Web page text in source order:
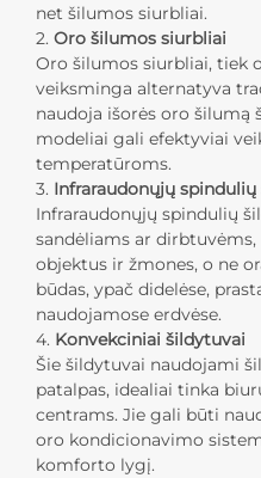
net šilumos siurbliai.
2. Oro šilumos siurbliai
Oro šilumos siurbliai, tiek
veiksminga alternatyva
naudoja išorės oro šilumą
modeliai gali efektyviai
temperatūroms.
3. Infraraudonųjų
Infraraudonųjų spindulių
sandėliams ar
objektus ir žmones, o ne
būdas, ypač didelėse,
naudojamose erdvėse.
4. Konvekciniai šildytuvai
Šie šildytuvai naudojami
patalpas, idealiai tinka
centrams. Jie gali būti
oro kondicionavimo
komforto lygį.